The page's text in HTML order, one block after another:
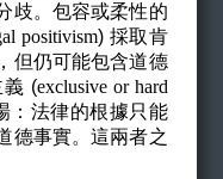
歧。包容或柔性的
positivism) 採取肯
但仍可能包含道德
義 (exclusive or hard
：法律的根據只能
德事實。這兩者之